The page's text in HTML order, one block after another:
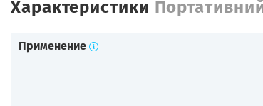
Характеристики
Применение